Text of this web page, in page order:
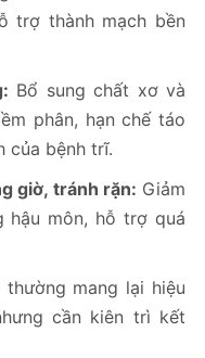
trợ thành mạch bền
Bổ sung chất xơ và
phân, hạn chế táo
của bệnh trĩ.
giờ, tránh rặn: Giảm
hậu môn, hỗ trợ quá
mang lại hiệu
cần kiên trì kết